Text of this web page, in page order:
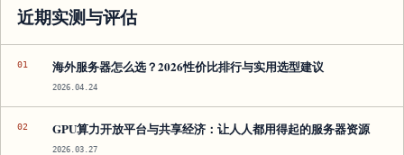
近期实测与评估
01 海外服务器怎么选？2026性价比排行与实用选型建议
2026.04.24
02 GPU算力开放平台与共享经济：让人人都用得起的服务器资源
2026.03.27